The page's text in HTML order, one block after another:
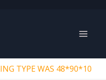
TYPE WAS 48*90*10